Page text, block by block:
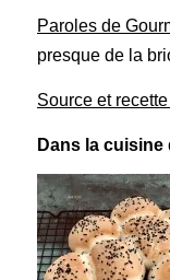
Paroles de
presque de la
Source et
Dans la cuisine